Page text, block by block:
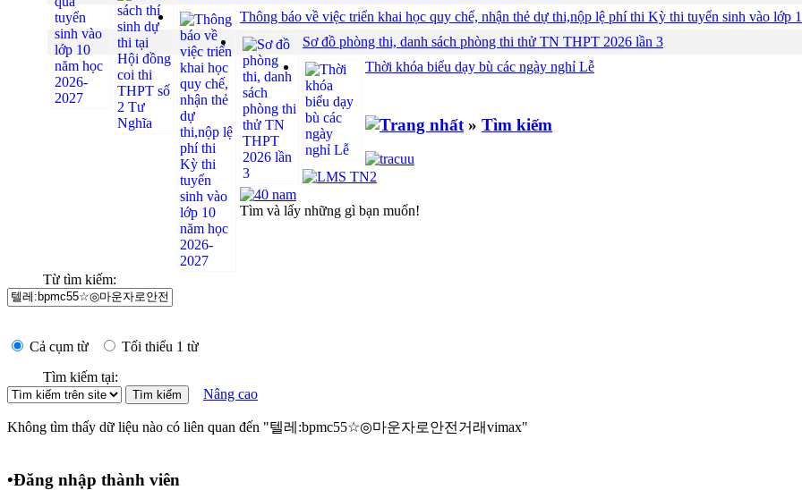
Thông báo về việc triển khai học quy chế, nhận thẻ dự thi,nộp lệ phí thi Kỳ thi tuyển sinh vào lớp
Sơ đồ phòng thi, danh sách phòng thi thử TN THPT 2026 lần 3
Thời khóa biểu dạy bù các ngày nghỉ Lễ
» Tìm kiếm
Tìm và lấy những gì bạn muốn!
Từ tìm kiếm:
Cả cụm từ
Tối thiểu 1 từ
Tìm kiếm tại:
Nâng cao
Không tìm thấy dữ liệu nào có liên quan đến "텔레:bpmc55☆◎마운자로안전거래vimax"
•Đăng nhập thành viên